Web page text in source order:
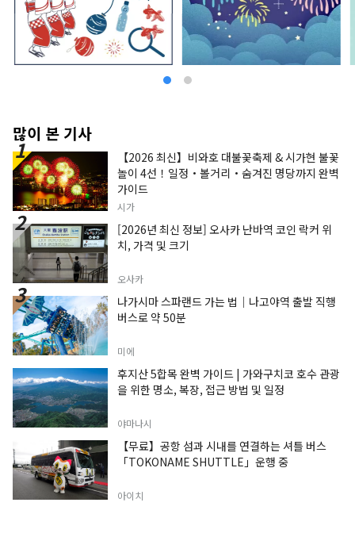
많이 본 기사
【2026 최신】비와호 대불꽃축제 & 시가현 불꽃
놀이 4선！일정・볼거리・숨겨진 명당까지 완벽
가이드
시가
[2026년 최신 정보] 오사카 난바역 코인 락커 위
치, 가격 및 크기
오사카
나가시마 스파랜드 가는 법｜나고야역 출발 직행
버스로 약 50분
미에
후지산 5합목 완벽 가이드 | 가와구치코 호수 관광
을 위한 명소, 복장, 접근 방법 및 일정
야마나시
【무료】공항 섬과 시내를 연결하는 셔틀 버스
「TOKONAME SHUTTLE」운행 중
아이치